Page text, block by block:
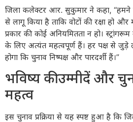
जिला कलेक्टर आर. सुकुमार ने कहा, “हमने
से लागू किया है ताकि वोटों की रक्षा हो
प्रकार की कोई अनियमितता न हो।
के लिए अत्यंत महत्वपूर्ण हैं। हर पक्ष से जुड़े
होगा कि चुनाव निष्पक्ष और पारदर्शी हैं।”
भविष्य की उम्मीदें और
महत्व
इस चुनाव प्रक्रिया से यह स्पष्ट हुआ है कि